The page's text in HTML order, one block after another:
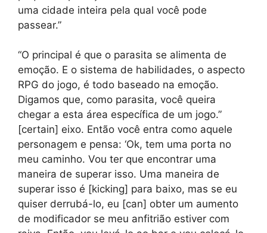
uma cidade inteira pela qual você pode
passear.”
“O principal é que o parasita se alimenta de
emoção. E o sistema de habilidades, o aspecto
RPG do jogo, é todo baseado na emoção.
Digamos que, como parasita, você queira
chegar a esta área específica de um jogo.”
[certain] eixo. Então você entra como aquele
personagem e pensa: ‘Ok, tem uma porta no
meu caminho. Vou ter que encontrar uma
maneira de superar isso. Uma maneira de
superar isso é [kicking] para baixo, mas se eu
quiser derrubá-lo, eu [can] obter um aumento
de modificador se meu anfitrião estiver com